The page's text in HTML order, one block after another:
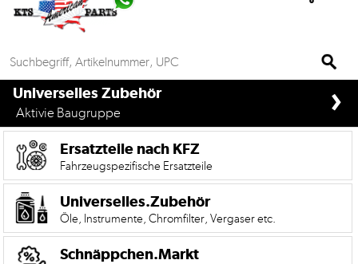
Universelles
Anfrage
&
Kontaktformular
Garage
Carport
Die
Mobile
Version
if%> >
Universelles Zubehör
Aktivie Baugruppe ›
Ersatzteile nach KFZ
Fahrzeugspezifische Ersatzteile
Universelles.Zubehör
Öle, Instrumente, Chromfilter, Vergaser etc.
Schnäppchen.Markt